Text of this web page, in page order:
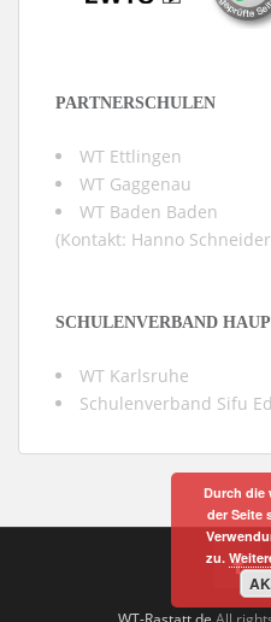
PARTNERSCHULEN
WT Ettlingen
WT Gaggenau
WT Baden Baden
(Kontakt: Hanno Schneider
SCHULENVERBAND
WT Karlsruhe
Schulenverband Sifu
Durch die
der Seite
zu.